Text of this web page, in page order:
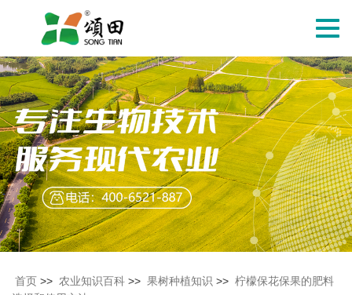
切
导
航
首页 >> 农业知识百科 >> 果树种植知识 >> 柠檬保花保果的肥料